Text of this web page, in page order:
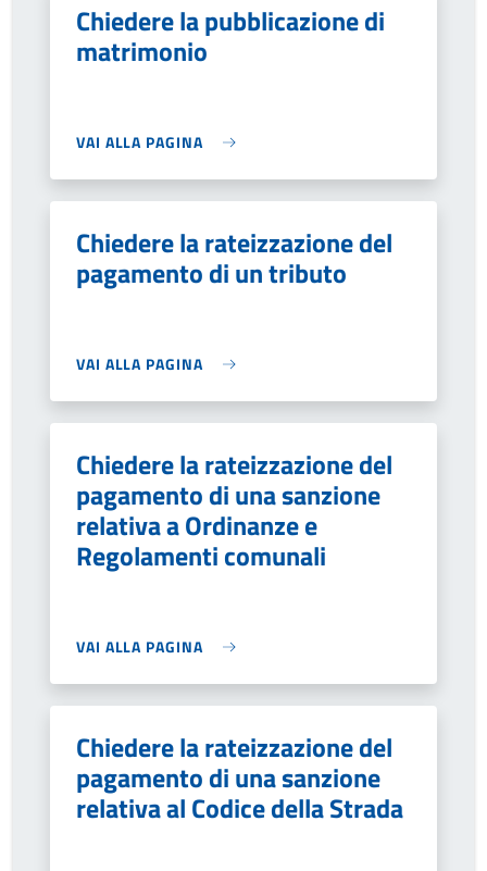
Chiedere la pubblicazione di
matrimonio
VAI ALLA PAGINA
Chiedere la rateizzazione del
pagamento di un tributo
VAI ALLA PAGINA
Chiedere la rateizzazione del
pagamento di una sanzione
relativa a Ordinanze e
Regolamenti comunali
VAI ALLA PAGINA
Chiedere la rateizzazione del
pagamento di una sanzione
relativa al Codice della Strada